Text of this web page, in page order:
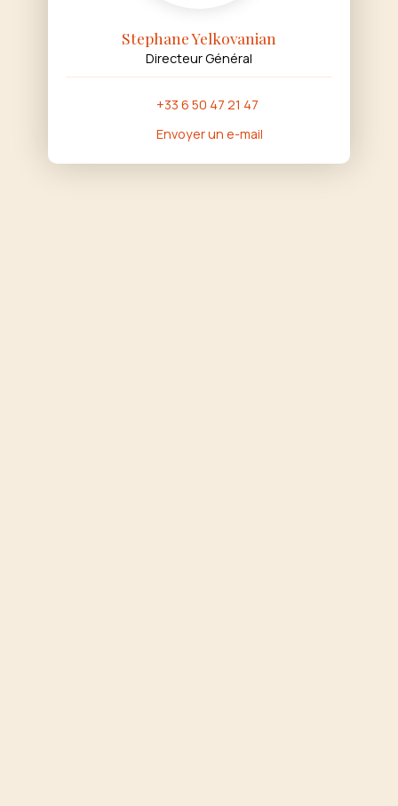
Stephane Yelkovanian
Directeur Général
+33 6 50 47 21 47
Envoyer un e-mail